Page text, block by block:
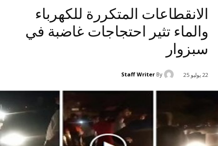
الانقطاعات المتكررة للكهرباء
والماء تثیر احتجاجات غاضبة في
سبزوار
22 يوليو 25 By
Staff Writer